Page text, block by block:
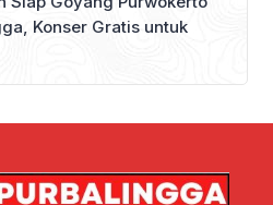
Konser Gratis untuk